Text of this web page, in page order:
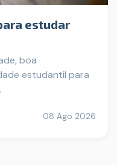
estudar
boa
estudantil para
08 Ago 2026